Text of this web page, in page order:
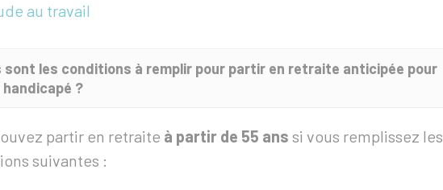
au travail
sont les conditions à remplir pour partir en retraite anticipée pour
?
partir en retraite à partir de 55 ans si vous remplissez les
suivantes :